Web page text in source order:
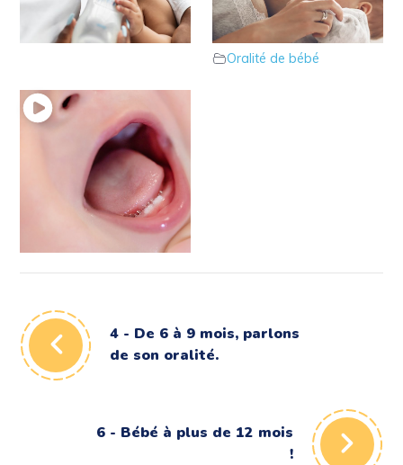
que dire sur l’oralité ?
Oralité de bébé
Que dire sur l’oralité
de bébé ?
Oralité de bébé
1 – Oralité : De quoi
parle t-on ?
4 - De 6 à 9 mois, parlons
de son oralité.
6 - Bébé à plus de 12 mois
!